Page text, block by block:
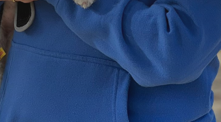
3 + 9 = Enviar